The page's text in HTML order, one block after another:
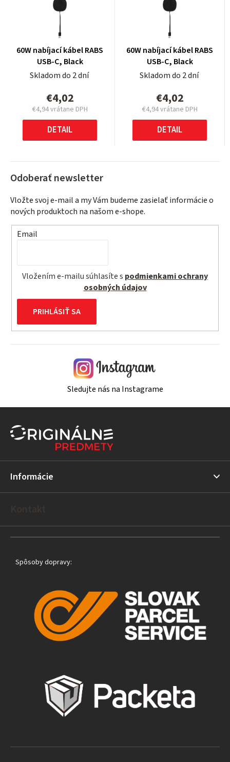
60W nabíjací kábel RABS
USB-C, Black
Skladom do 2 dní
€4,02
€4,94 vrátane DPH
Jednotková
cena:
DETAIL
60W nabíjací kábel RABS
USB-C, Black
Skladom do 2 dní
€4,02
€4,94 vrátane DPH
Jednotková
cena:
DETAIL
Odoberať newsletter
Vložte svoj e-mail a my Vám budeme zasielať informácie o
nových produktoch na našom e-shope.
Email
Vložením e-mailu súhlasíte s podmienkami ochrany
osobných údajov
PRIHLÁSIŤ SA
Sledujte nás na Instagrame
ä
i
Informácie
Spôsoby dopravy: